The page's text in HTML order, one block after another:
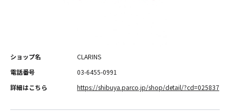
ショップ名
CLARINS
電話番号
03-6455-0991
詳細はこちら
https://shibuya.parco.jp/shop/detail/?cd=025837